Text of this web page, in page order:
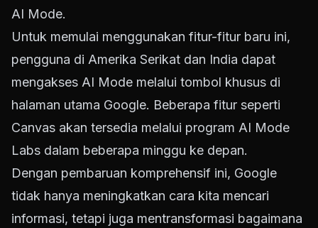
AI Mode.
Untuk memulai menggunakan fitur-fitur baru ini,
pengguna di Amerika Serikat dan India dapat
mengakses AI Mode melalui tombol khusus di
halaman utama Google. Beberapa fitur seperti
Canvas akan tersedia melalui program AI Mode
Labs dalam beberapa minggu ke depan.
Dengan pembaruan komprehensif ini, Google
tidak hanya meningkatkan cara kita mencari
informasi, tetapi juga mentransformasi bagaimana